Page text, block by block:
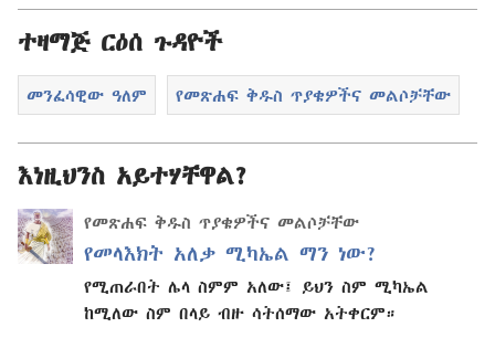
ተዛማጅ ርዕሰ ጉዳዮች
መንፈሳዊው ዓለም የመጽሐፍ ቅዱስ ጥያቄዎችና መልሶቻቸው
እነዚህንስ አይተሃቸዋል?
የመጽሐፍ ቅዱስ ጥያቄዎችና መልሶቻቸው
የመላእክት አለቃ ሚካኤል ማን ነው?
የሚጠራበት ሌላ ስምም አለው፤ ይህን ስም ሚካኤል
ከሚለው ስም በላይ ብዙ ሳትሰማው አትቀርም።